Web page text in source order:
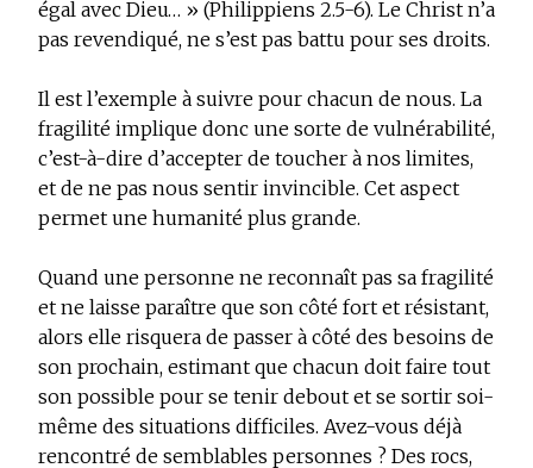
égal avec Dieu… » (Philippiens 2.5-6). Le Christ n’a
pas revendiqué, ne s’est pas battu pour ses droits.
Il est l’exemple à suivre pour chacun de nous. La
fragilité implique donc une sorte de vulnérabilité,
c’est-à-dire d’accepter de toucher à nos limites,
et de ne pas nous sentir invincible. Cet aspect
permet une humanité plus grande.
Quand une personne ne reconnaît pas sa fragilité
et ne laisse paraître que son côté fort et résistant,
alors elle risquera de passer à côté des besoins de
son prochain, estimant que chacun doit faire tout
son possible pour se tenir debout et se sortir soi-
même des situations difficiles. Avez-vous déjà
rencontré de semblables personnes ? Des rocs,